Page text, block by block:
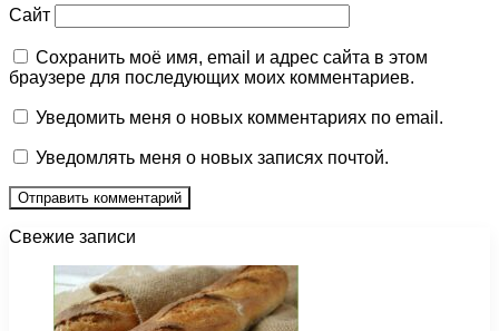
Сайт
Сохранить моё имя, email и адрес сайта в этом
браузере для последующих моих комментариев.
Уведомить меня о новых комментариях по email.
Уведомлять меня о новых записях почтой.
Свежие записи